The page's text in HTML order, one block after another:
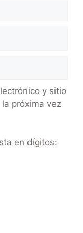
y sitio
próxima vez
en dígitos: